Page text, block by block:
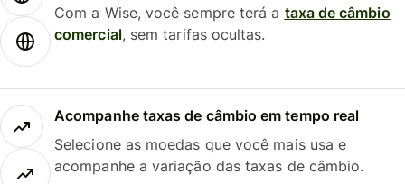
Com a Wise, você sempre terá a taxa de câmbio
comercial, sem tarifas ocultas.
Acompanhe taxas de câmbio em tempo real
Selecione as moedas que você mais usa e
acompanhe a variação das taxas de câmbio.